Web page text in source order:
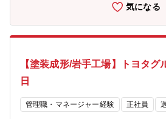
気になる
【塗装成形/岩手工場】トヨタグ
日
管理職・マネージャー経験 正社員